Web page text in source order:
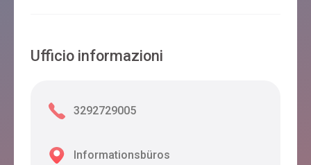
Ufficio informazioni
3292729005
Informationsbüros